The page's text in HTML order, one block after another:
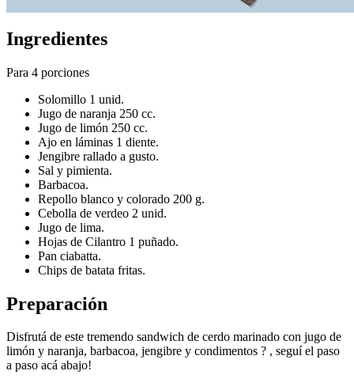
Ingredientes
Para 4 porciones
Solomillo 1 unid.
Jugo de naranja 250 cc.
Jugo de limón 250 cc.
Ajo en láminas 1 diente.
Jengibre rallado a gusto.
Sal y pimienta.
Barbacoa.
Repollo blanco y colorado 200 g.
Cebolla de verdeo 2 unid.
Jugo de lima.
Hojas de Cilantro 1 puñado.
Pan ciabatta.
Chips de batata fritas.
Preparación
Disfrutá de este tremendo sandwich de cerdo marinado con jugo de
limón y naranja, barbacoa, jengibre y condimentos ? , seguí el paso
a paso acá abajo!